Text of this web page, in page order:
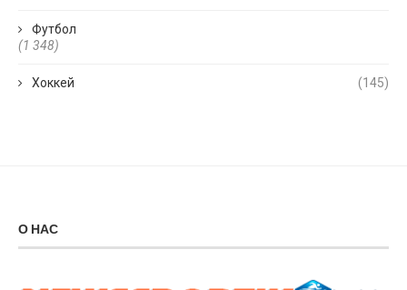
Футбол
(1 348)
Хоккей (145)
О НАС